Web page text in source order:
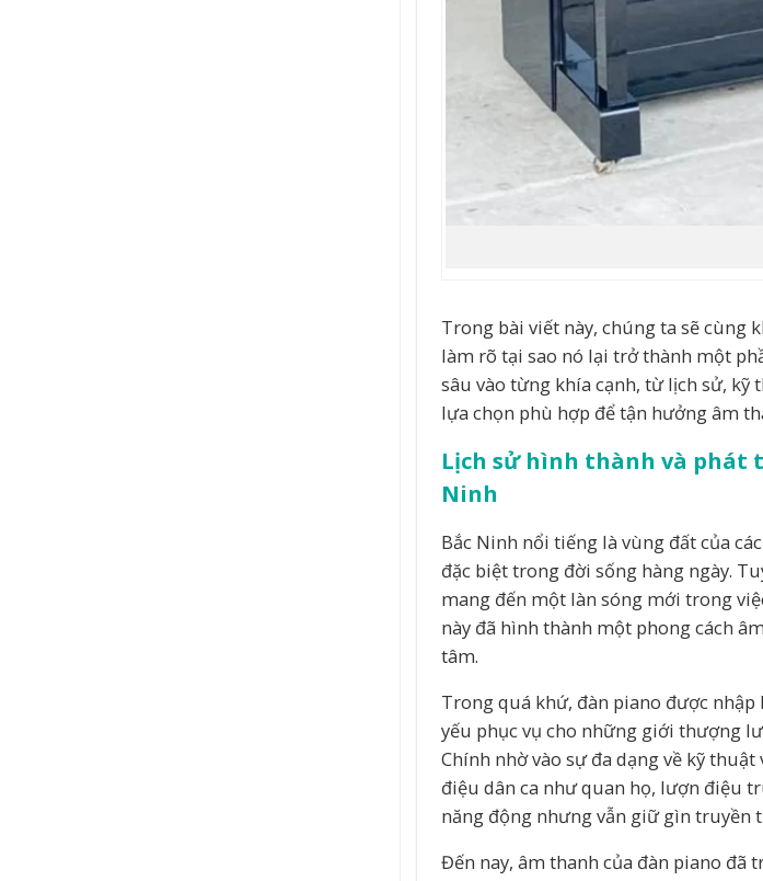
Trong bài viết này, chúng ta sẽ cùng
làm rõ tại sao nó lại trở thành một
sâu vào từng khía cạnh, từ lịch sử, kỹ
lựa chọn phù hợp để tận hưởng âm
Lịch sử hình thành và phát
Ninh
Bắc Ninh nổi tiếng là vùng đất của
đặc biệt trong đời sống hàng ngày.
mang đến một làn sóng mới trong
này đã hình thành một phong cách
tâm.
Trong quá khứ, đàn piano được nhập
yếu phục vụ cho những giới thượng
Chính nhờ vào sự đa dạng về kỹ
điệu dân ca như quan họ, lượn điệu
năng động nhưng vẫn giữ gìn truyền
Đến nay, âm thanh của đàn piano đã